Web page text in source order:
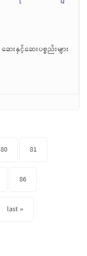
းနှင့်ဆေးပစ္စည်းများ
80
81
86
last »